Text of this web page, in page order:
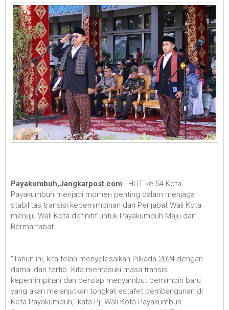
Payakumbuh,Jangkarpost.com - HUT ke-54 Kota
Payakumbuh menjadi momen penting dalam menjaga
stabilitas transisi kepemimpinan dari Penjabat Wali Kota
menuju Wali Kota definitif untuk Payakumbuh Maju dan
Bermartabat.
"Tahun ini, kita telah menyelesaikan Pilkada 2024 dengan
damai dan tertib. Kita memasuki masa transisi
kepemimpinan dan bersiap menyambut pemimpin baru
yang akan melanjutkan tongkat estafet pembangunan di
Kota Payakumbuh," kata Pj. Wali Kota Payakumbuh